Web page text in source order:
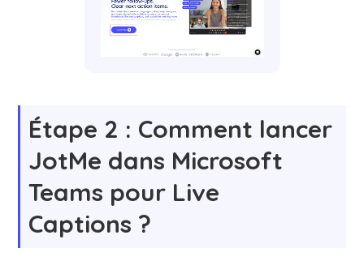
Étape 2 : Comment lancer
JotMe dans Microsoft
Teams pour Live
Captions ?